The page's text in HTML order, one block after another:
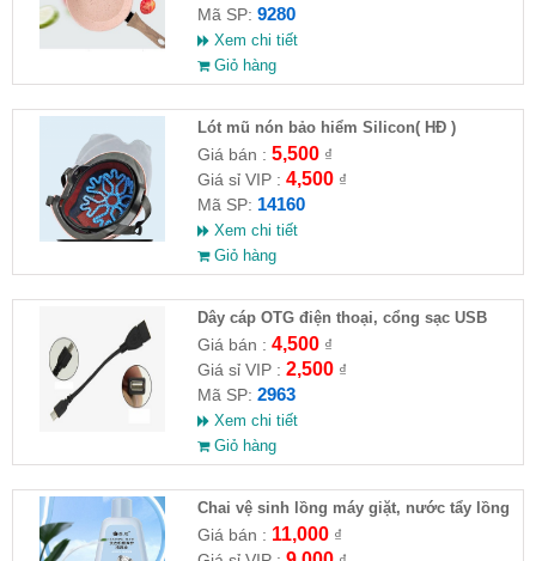
Mã SP: 9280
Xem chi tiết
Giỏ hàng
Lót mũ nón bảo hiểm Silicon( HĐ )
Giá bán : 5,500₫
Giá sỉ VIP : 4,500₫
Mã SP: 14160
Xem chi tiết
Giỏ hàng
Dây cáp OTG điện thoại, cổng sạc USB
Giá bán : 4,500₫
Giá sỉ VIP : 2,500₫
Mã SP: 2963
Xem chi tiết
Giỏ hàng
Chai vệ sinh lồng máy giặt, nước tẩy lồng
máy giặt CLEANING FLUID
Giá bán : 11,000₫